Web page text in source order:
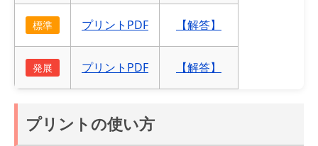
標準 プリントPDF 【解答】
発展 プリントPDF 【解答】
プリントの使い方